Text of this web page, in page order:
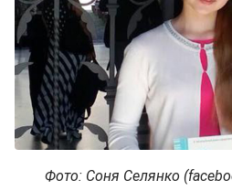
Фото: Соня Селянко